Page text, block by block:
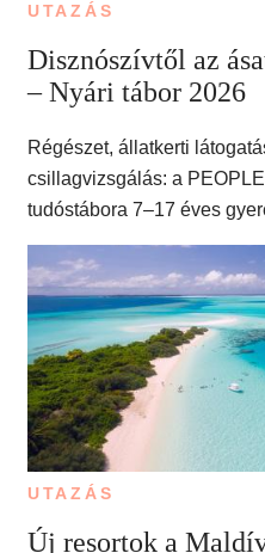
UTAZÁS
Disznószívtől az
– Nyári tábor 2026
Régészet, állatkerti
csillagvizsgálás: a
tudóstábora 7–17 éves
UTAZÁS
Új resortok a